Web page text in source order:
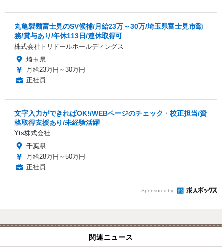
丸亀製麺富士見のSV候補/月給23万～30万/埼玉県富士見市勤
務/賞与あり/年休113日/連休取得可
株式会社トリドールホールディングス
埼玉県
月給23万円～30万円
正社員
文字入力ができればOK!/WEBページのチェック・校正担当/資
格取得支援あり/未経験活躍
Yts株式会社
千葉県
月給28万円～50万円
正社員
Sponsored by
関連ニュース